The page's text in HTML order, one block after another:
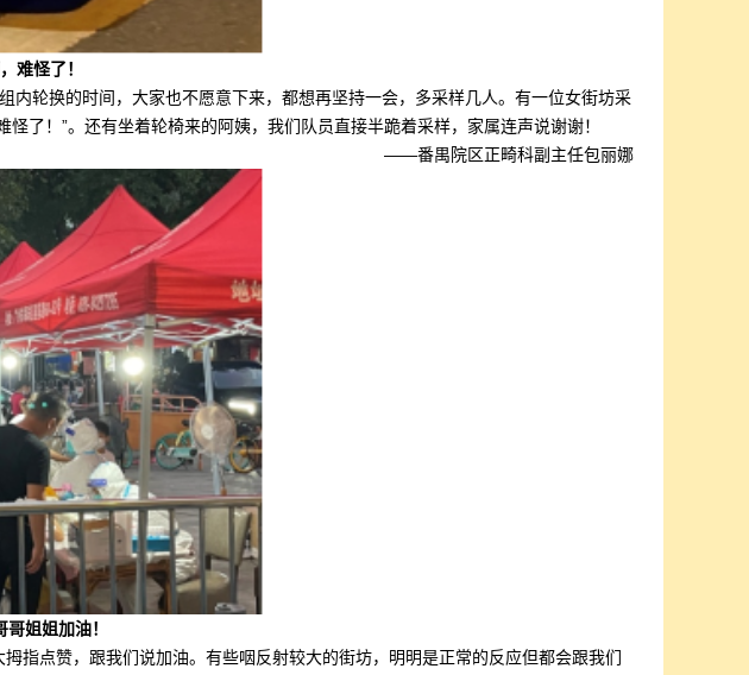
难怪了！
轮换的时间，大家也不愿意下来，都想再坚持一会，多采样几人。有一位女街坊采
了！”。还有坐着轮椅来的阿姨，我们队员直接半跪着采样，家属连声说谢谢！
——番禺院区正畸科副主任包丽娜
姐姐加油！
指点赞，跟我们说加油。有些咽反射较大的街坊，明明是正常的反应但都会跟我们